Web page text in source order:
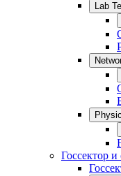
Lab
Госсектор и